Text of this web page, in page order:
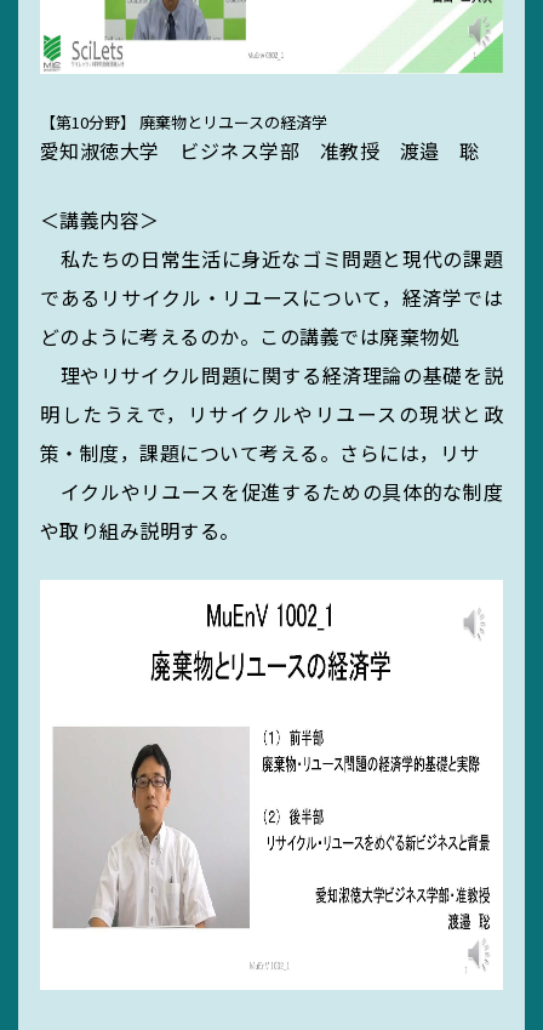
SEARCH
【第10分野】 廃棄物とリユースの経済学
愛知淑徳大学 ビジネス学部 准教授 渡邉 聡
＜講義内容＞
私たちの日常生活に身近なゴミ問題と現代の課題
であるリサイクル・リユースについて，経済学では
どのように考えるのか。この講義では廃棄物処
理やリサイクル問題に関する経済理論の基礎を説
明したうえで，リサイクルやリユースの現状と政
策・制度，課題について考える。さらには，リサ
イクルやリユースを促進するための具体的な制度
や取り組み説明する。